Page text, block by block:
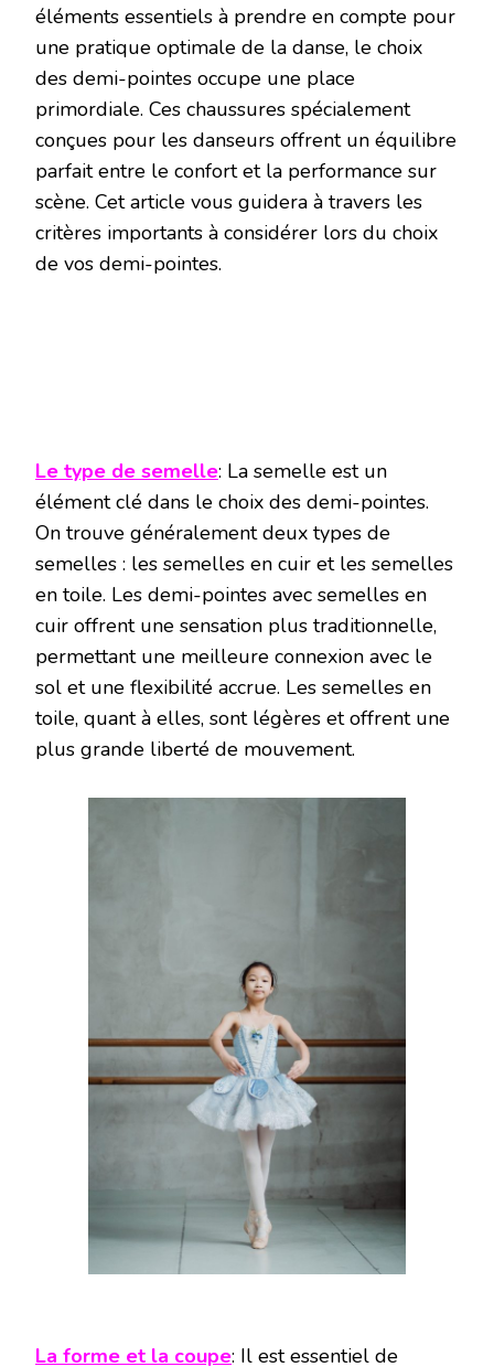
éléments essentiels à prendre en compte pour
une pratique optimale de la danse, le choix
des demi-pointes occupe une place
primordiale. Ces chaussures spécialement
conçues pour les danseurs offrent un équilibre
parfait entre le confort et la performance sur
scène. Cet article vous guidera à travers les
critères importants à considérer lors du choix
de vos demi-pointes.
Le type de semelle: La semelle est un
élément clé dans le choix des demi-pointes.
On trouve généralement deux types de
semelles : les semelles en cuir et les semelles
en toile. Les demi-pointes avec semelles en
cuir offrent une sensation plus traditionnelle,
permettant une meilleure connexion avec le
sol et une flexibilité accrue. Les semelles en
toile, quant à elles, sont légères et offrent une
plus grande liberté de mouvement.
La forme et la coupe: Il est essentiel de